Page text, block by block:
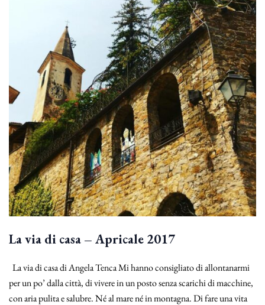
La via di casa – Apricale 2017
La via di casa di Angela Tenca Mi hanno consigliato di allontanarmi
per un po’ dalla città, di vivere in un posto senza scarichi di macchine,
con aria pulita e salubre. Né al mare né in montagna. Di fare una vita